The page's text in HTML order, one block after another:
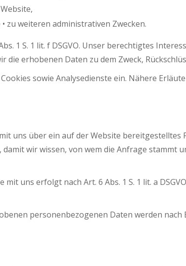
zu weiteren administrativen Zwecken.
1 S. 1 lit. f DSGVO. Unser berechtigtes
erhobenen Daten zu dem Zweck,
sowie Analysedienste ein. Nähere
uns über ein auf der Website bereitgestelltes
wir wissen, von wem die Anfrage stammt
uns erfolgt nach Art. 6 Abs. 1 S. 1 lit. a
personenbezogenen Daten werden